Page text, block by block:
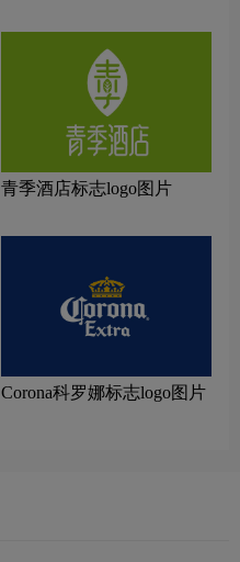
青季酒店标志logo图片
Corona科罗娜标志logo图片